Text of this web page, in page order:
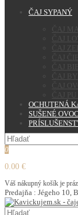
ČAJ SYPANÝ
ČAJ
ČAJ
ČAJ
ČAJ
ČAJ
ČAJ
ČAJ
ČAJ PU
OCHUTENÁ
SUŠENÉ
0
0.00 €
Váš nákupný košík je
Predajňa : Jégeho 10,